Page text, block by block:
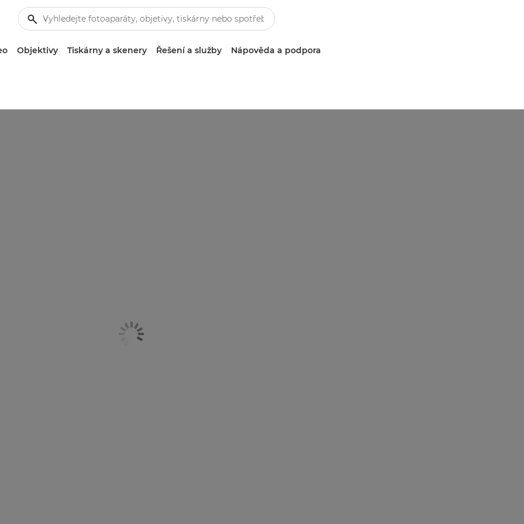
Objektivy Tiskárny a skenery Řešení a služby Nápověda a podpora